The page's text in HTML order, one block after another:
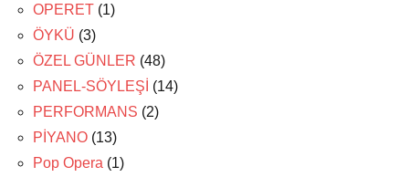
OPERET (1)
ÖYKÜ (3)
ÖZEL GÜNLER (48)
PANEL-SÖYLEŞİ (14)
PERFORMANS (2)
PİYANO (13)
Pop Opera (1)